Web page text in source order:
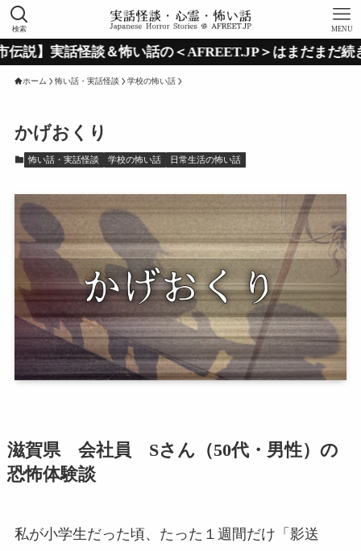
検索 MENU
い話の＜AFREET.JP＞はまだまだ続きます！
ホーム 怖い話・実話怪談 学校の怖い話
かげおくり
怖い話・実話怪談 学校の怖い話 日常生活の怖い話
滋賀県 会社員 Sさん（50代・男性）の
恐怖体験談
私が小学生だった頃、たった１週間だけ「影送